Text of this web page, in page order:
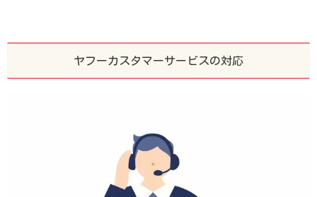
ヤフーカスタマーサービスの対応